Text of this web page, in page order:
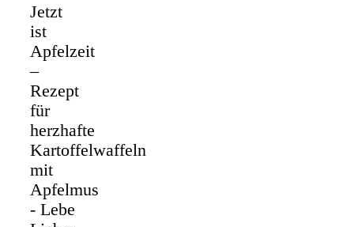
Jetzt
ist
Apfelzeit
–
Rezept
für
herzhafte
Kartoffelwaffeln
mit
Apfelmus
- Lebe